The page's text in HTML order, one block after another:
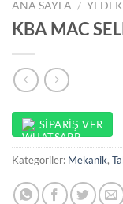
ANA SAYFA /
KBA MAC
SIPARIŞ VER
Kategoriler: Mekanik,